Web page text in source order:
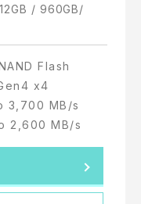
/ 960GB/
Flash
x4
3,700 MB/s
2,600 MB/s